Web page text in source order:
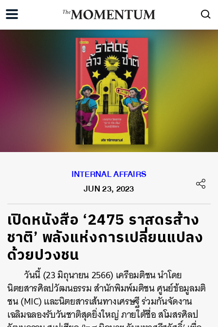
INTERNAL AFFAIRS
JUN 23, 2023
เปิดหนังสือ ‘2475 ราสดรส้าง
ชาติ’ พลังแห่งการเปลี่ยนแปลง
ด้วยปวงชน
วันนี้ (23 มิถุนายน 2566) เครือมติชน นำโดย
นิตยสารศิลปวัฒนธรรม สำนักพิมพ์มติชน ศูนย์ข้อมูลมติ
ชน (MIC) และนิตยสารเส้นทางเศรษฐี ร่วมกันจัดงาน
เฉลิมฉลองรับวันชาติสุดยิ่งใหญ่ ภายใต้ชื่อ สโมสรศิลป